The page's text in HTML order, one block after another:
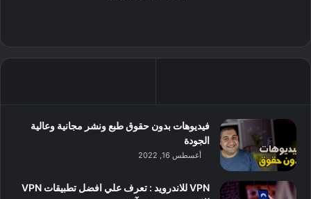
فيديوهات بدون حقوق طبع ونشر مجانية وعالية
الجودة
أغسطس 16, 2022
VPN للاندرويد : تعرف علي افضل تطبيقات VPN